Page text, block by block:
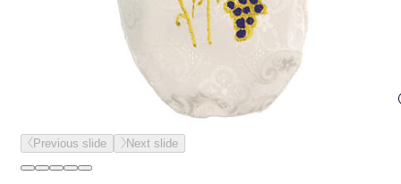
Previous slide Next slide